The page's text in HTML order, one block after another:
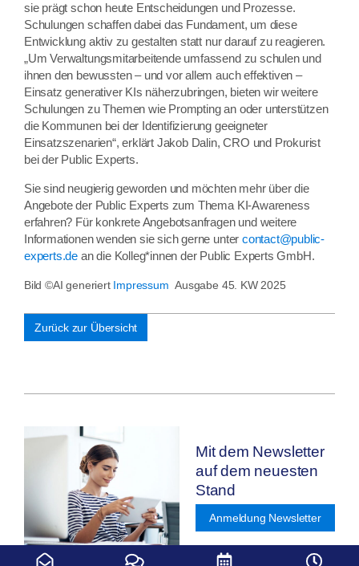
sie prägt schon heute Entscheidungen und Prozesse.
Schulungen schaffen dabei das Fundament, um diese
Entwicklung aktiv zu gestalten statt nur darauf zu reagieren.
„Um Verwaltungsmitarbeitende umfassend zu schulen und
ihnen den bewussten – und vor allem auch effektiven –
Einsatz generativer KIs näherzubringen, bieten wir weitere
Schulungen zu Themen wie Prompting an oder unterstützen
die Kommunen bei der Identifizierung geeigneter
Einsatzszenarien“, erklärt Jakob Dalin, CRO und Prokurist
bei der Public Experts.
Sie sind neugierig geworden und möchten mehr über die
Angebote der Public Experts zum Thema KI-Awareness
erfahren? Für konkrete Angebotsanfragen und weitere
Informationen wenden sie sich gerne unter contact@public-
experts.de an die Kolleg*innen der Public Experts GmbH.
Bild ©AI generiert Impressum Ausgabe 45. KW 2025
Zurück zur Übersicht
Mit dem Newsletter
auf dem neuesten
Stand
Anmeldung Newsletter